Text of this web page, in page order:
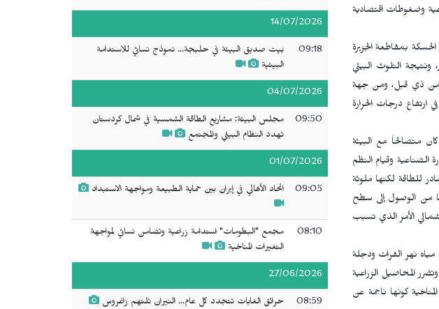
وضغوطات اقتصادية
بمقاطعة الجزيرة
التلوث البيئي
من ذي قبل، ومن جهة
كبير في درجات الحرارة، فقد سجل عام 2023 رقم قياسي في ارتفاع درجات الحرارة
متصالحاً مع البيئة
وقيام النظم
للطاقة لكنها ملوثة
من الوصول إلى سطح
الأمر الذي تسبب
مياه نهر الفرات ودجلة
المحاصيل الزراعية
كونها ناجمة عن
14/07/2026
09:18
بيت صديق البيئة في حلبجة... نموذج نسائي للاستدامة
البيئية
04/07/2026
09:50
مجلس البيئة: مشاريع الطاقة الشمسية في شمال كردستان
تهدد النظام البيئي والمجتمع
01/07/2026
09:05 اتحاد الأهالي في إيران بين حماية الطبيعة ومواجهة الاستبداد
08:10
مجمع "البطومات" استدامة زراعية وتضامن نسائي لمواجهة
التغيرات المناخية
27/06/2026
08:59 حرائق الغابات تتجدد كل عام... النيران تلتهم زاغروس